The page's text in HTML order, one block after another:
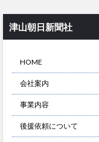
津山朝日新聞社
HOME
会社案内
事業内容
後援依頼について